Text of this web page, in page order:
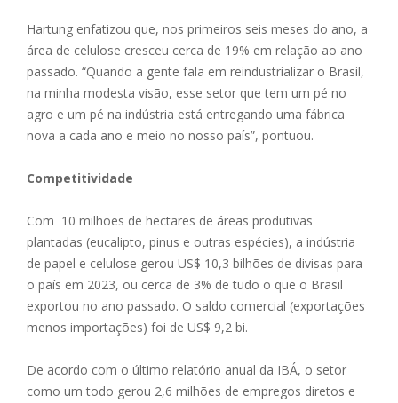
Hartung enfatizou que, nos primeiros seis meses do ano, a
área de celulose cresceu cerca de 19% em relação ao ano
passado. “Quando a gente fala em reindustrializar o Brasil,
na minha modesta visão, esse setor que tem um pé no
agro e um pé na indústria está entregando uma fábrica
nova a cada ano e meio no nosso país”, pontuou.
Competitividade
Com 10 milhões de hectares de áreas produtivas
plantadas (eucalipto, pinus e outras espécies), a indústria
de papel e celulose gerou US$ 10,3 bilhões de divisas para
o país em 2023, ou cerca de 3% de tudo o que o Brasil
exportou no ano passado. O saldo comercial (exportações
menos importações) foi de US$ 9,2 bi.
De acordo com o último relatório anual da IBÁ, o setor
como um todo gerou 2,6 milhões de empregos diretos e